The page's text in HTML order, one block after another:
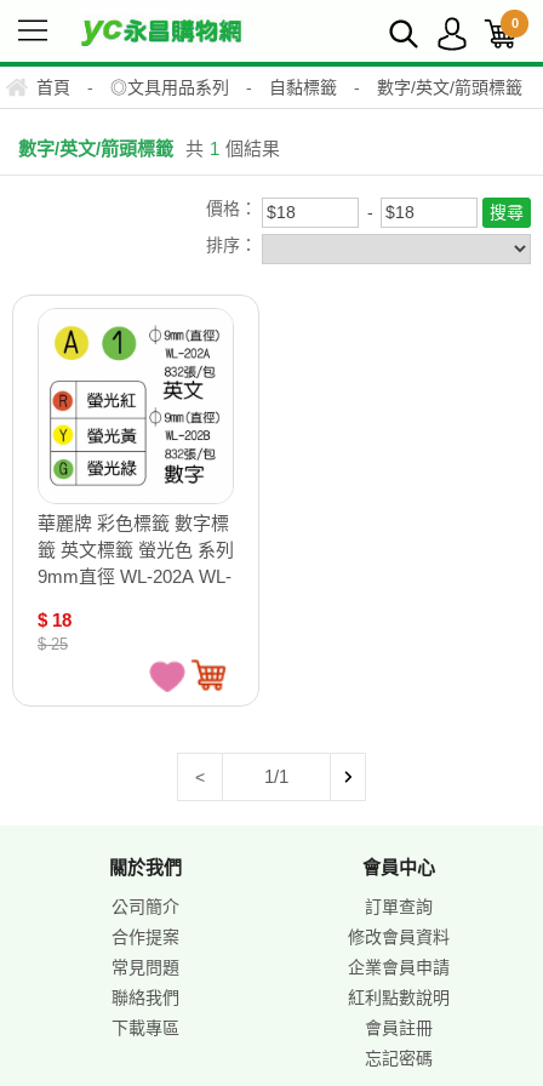
0
首頁 - ◎文具用品系列 - 自黏標籤 - 數字/英文/箭頭標籤
數字/英文/箭頭標籤 共 1 個結果
價格：
排序：
華麗牌 彩色標籤 數字標
籤 英文標籤 螢光色 系列
9mm直徑 WL-202A WL-
$ 18
$ 25
< 1/1
關於我們
公司簡介
合作提案
常見問題
聯絡我們
下載專區
會員中心
訂單查詢
修改會員資料
企業會員申請
紅利點數說明
會員註冊
忘記密碼